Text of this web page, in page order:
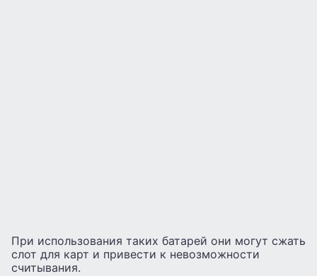
При использования таких батарей они могут сжать
слот для карт и привести к невозможности
считывания.